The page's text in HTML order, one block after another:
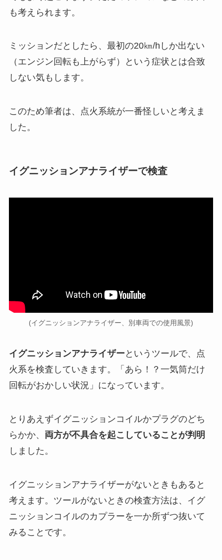
も考えられます。
ミッションだとしたら、最初の20㎞/hしか出ない
（エンジン回転も上がらず）という症状とは合致
しない気もします。
このため筆者は、点火系統が一番怪しいと考えま
した。
イグニッションアナライザーで検査
(イグニッションアナライザー、別車両での使用風景)
イグニッションアナライザー というツールで、点
火系を検査していきます。「あら！？一気筒だけ
回転がおかしい状況」になっています。
とりあえずイグニッションコイルかプラグのどち
らかか、 両方が不具合を起こしていることが判明
しました。
イグニッションアナライザーがないときもあると
考えます。ツールがないときの検査方法は、イグ
ニッションコイルのカプラーを一か所ずつ抜いて
みることです。